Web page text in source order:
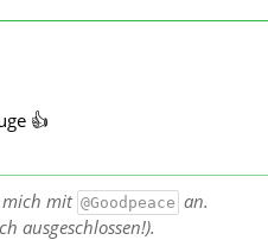
👍
mich mit @Goodpeace an.
ausgeschlossen!).